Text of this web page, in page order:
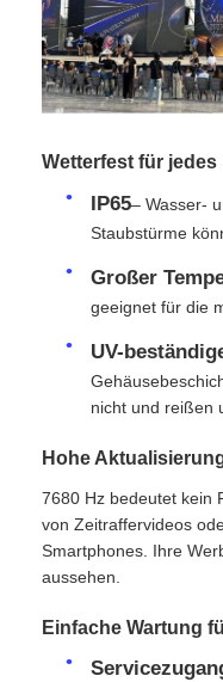
Angebot anfordern
LED -
Schirm des
Vermietung von
Transparentes LED
LED-Anzeigetafel
Wetterfest für jedes
IP65– Wasser-
Staubstürme
Großer
geeignet für die
UV-
nicht und reißen
Hohe
7680 Hz bedeutet kein
von Zeitraffervideos
Smartphones. Ihre
aussehen.
Einfache Wartung